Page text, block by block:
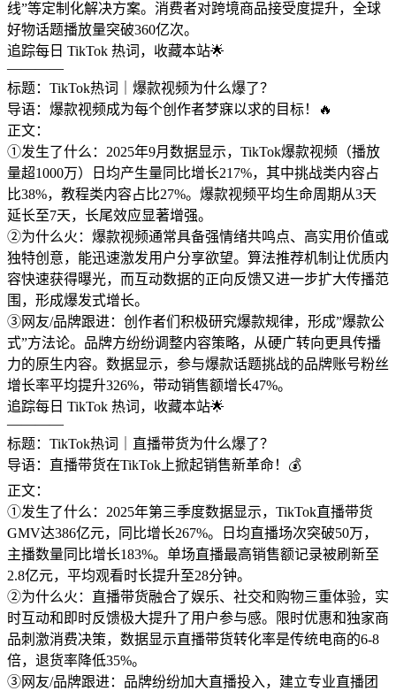
线”等定制化解决方案。消费者对跨境商品接受度提升，全球
好物话题播放量突破360亿次。
追踪每日 TikTok 热词，收藏本站🌟
————
标题：TikTok热词｜爆款视频为什么爆了？
导语：爆款视频成为每个创作者梦寐以求的目标！🔥
正文：
①发生了什么：2025年9月数据显示，TikTok爆款视频（播放
量超1000万）日均产生量同比增长217%，其中挑战类内容占
比38%，教程类内容占比27%。爆款视频平均生命周期从3天
延长至7天，长尾效应显著增强。
②为什么火：爆款视频通常具备强情绪共鸣点、高实用价值或
独特创意，能迅速激发用户分享欲望。算法推荐机制让优质内
容快速获得曝光，而互动数据的正向反馈又进一步扩大传播范
围，形成爆发式增长。
③网友/品牌跟进：创作者们积极研究爆款规律，形成”爆款公
式”方法论。品牌方纷纷调整内容策略，从硬广转向更具传播
力的原生内容。数据显示，参与爆款话题挑战的品牌账号粉丝
增长率平均提升326%，带动销售额增长47%。
追踪每日 TikTok 热词，收藏本站🌟
————
标题：TikTok热词｜直播带货为什么爆了？
导语：直播带货在TikTok上掀起销售新革命！💰
正文：
①发生了什么：2025年第三季度数据显示，TikTok直播带货
GMV达386亿元，同比增长267%。日均直播场次突破50万，
主播数量同比增长183%。单场直播最高销售额记录被刷新至
2.8亿元，平均观看时长提升至28分钟。
②为什么火：直播带货融合了娱乐、社交和购物三重体验，实
时互动和即时反馈极大提升了用户参与感。限时优惠和独家商
品刺激消费决策，数据显示直播带货转化率是传统电商的6-8
倍，退货率降低35%。
③网友/品牌跟进：品牌纷纷加大直播投入，建立专业直播团